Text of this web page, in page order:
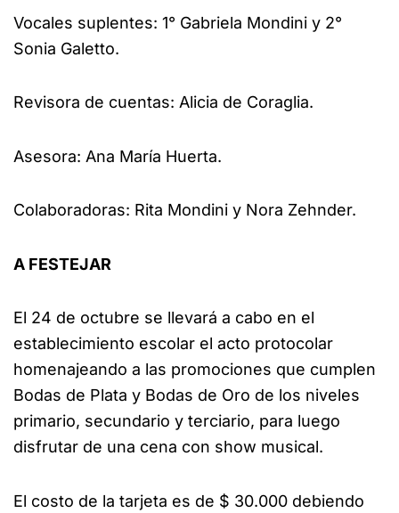
Vocales suplentes: 1° Gabriela Mondini y 2°
Sonia Galetto.
Revisora de cuentas: Alicia de Coraglia.
Asesora: Ana María Huerta.
Colaboradoras: Rita Mondini y Nora Zehnder.
A FESTEJAR
El 24 de octubre se llevará a cabo en el
establecimiento escolar el acto protocolar
homenajeando a las promociones que cumplen
Bodas de Plata y Bodas de Oro de los niveles
primario, secundario y terciario, para luego
disfrutar de una cena con show musical.
El costo de la tarjeta es de $ 30.000 debiendo